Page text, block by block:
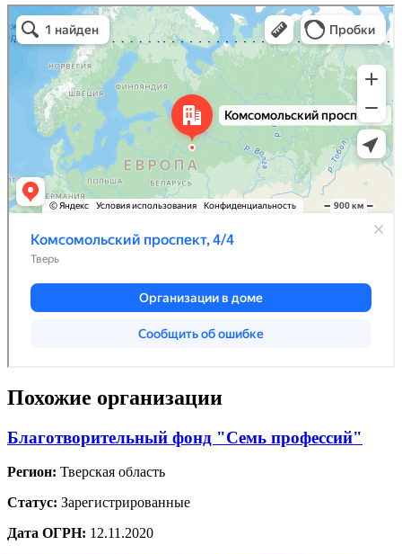
Похожие организации
Благотворительный фонд "Семь профессий"
Регион: Тверская область
Статус: Зарегистрированные
Дата ОГРН: 12.11.2020